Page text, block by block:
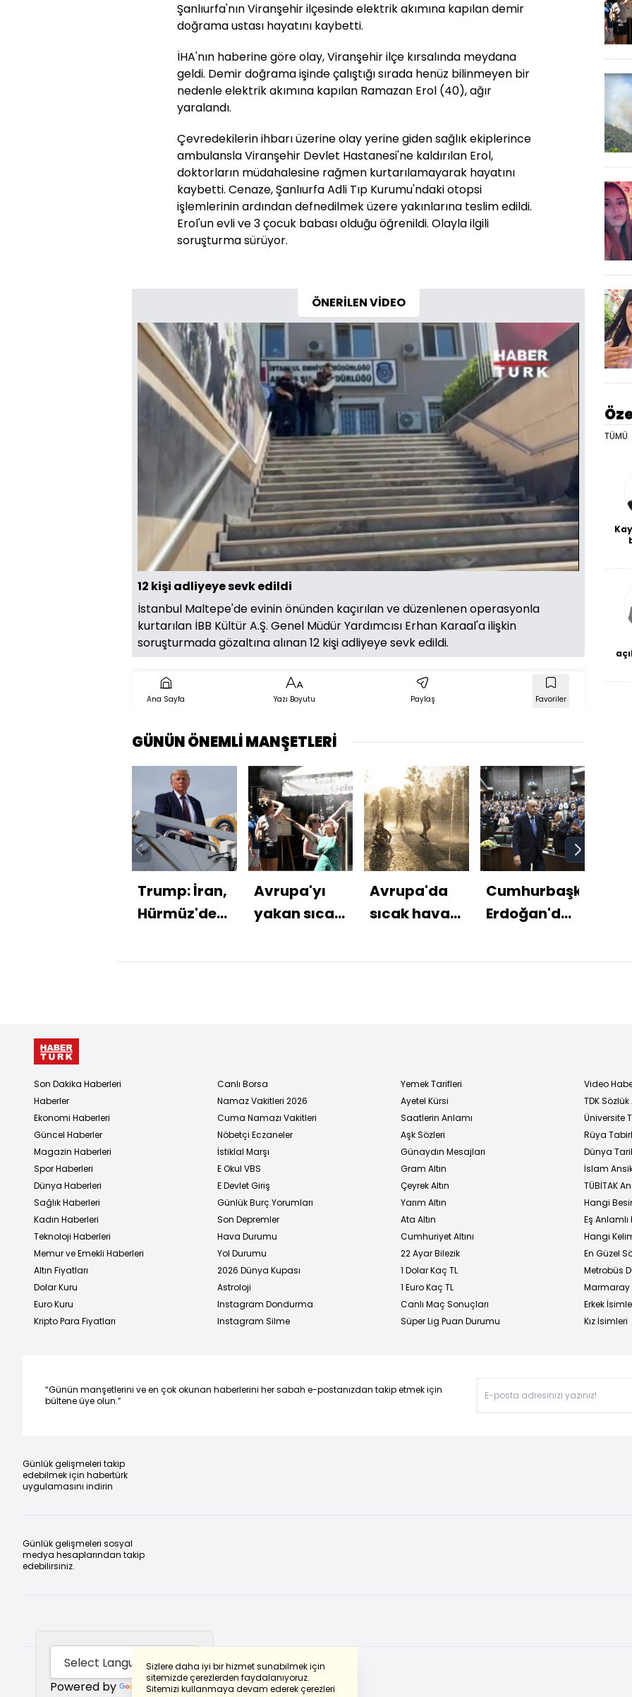
Şanlıurfa'nın Viranşehir ilçesinde elektrik akımına kapılan demir
doğrama ustası hayatını kaybetti.
İHA'nın haberine göre olay, Viranşehir ilçe kırsalında meydana
geldi. Demir doğrama işinde çalıştığı sırada henüz bilinmeyen bir
nedenle elektrik akımına kapılan Ramazan Erol (40), ağır
yaralandı.
Çevredekilerin ihbarı üzerine olay yerine giden sağlık ekiplerince
ambulansla Viranşehir Devlet Hastanesi'ne kaldırılan Erol,
doktorların müdahalesine rağmen kurtarılamayarak hayatını
kaybetti. Cenaze, Şanlıurfa Adli Tıp Kurumu'ndaki otopsi
işlemlerinin ardından defnedilmek üzere yakınlarına teslim edildi.
Erol'un evli ve 3 çocuk babası olduğu öğrenildi. Olayla ilgili
soruşturma sürüyor.
ÖNERİLEN VİDEO
Aç
Yüklendi:
100.00%
Oynatma
Hızı
12 kişi adliyeye sevk edildi
İstanbul Maltepe'de evinin önünden kaçırılan ve düzenlenen operasyonla
kurtarılan İBB Kültür A.Ş. Genel Müdür Yardımcısı Erhan Karaal'a ilişkin
soruşturmada gözaltına alınan 12 kişi adliyeye sevk edildi.
Ana Sayfa Yazı Boyutu Paylaş Favoriler
GÜNÜN ÖNEMLİ MANŞETLERİ
Trump: İran,
Hürmüz'den
para alırsa
Avrupa'yı
yakan sıcak
Türkiye'ye
Avrupa'da
sıcak hava
Cumhurbaşkanı
Erdoğan'dan
düzenleme
TÜMÜ
Sizlere daha iyi bir hizmet sunabilmek için
sitemizde çerezlerden faydalanıyoruz.
Sitemizi kullanmaya devam ederek çerezleri
Son Dakika Haberleri
Haberler
Ekonomi Haberleri
Güncel Haberler
Magazin Haberleri
Spor Haberleri
Dünya Haberleri
Sağlık Haberleri
Kadın Haberleri
Teknoloji Haberleri
Memur ve Emekli Haberleri
Altın Fiyatları
Dolar Kuru
Euro Kuru
Kripto Para Fiyatları
Canlı Borsa
Namaz Vakitleri 2026
Cuma Namazı Vakitleri
Nöbetçi Eczaneler
İstiklal Marşı
E Okul VBS
E Devlet Giriş
Günlük Burç Yorumları
Son Depremler
Hava Durumu
Yol Durumu
2026 Dünya Kupası
Astroloji
Instagram Dondurma
Instagram Silme
Yemek Tarifleri
Ayetel Kürsi
Saatlerin Anlamı
Aşk Sözleri
Günaydın Mesajları
Gram Altın
Çeyrek Altın
Yarım Altın
Ata Altın
Cumhuriyet Altını
22 Ayar Bilezik
1 Dolar Kaç TL
1 Euro Kaç TL
Canlı Maç Sonuçları
Süper Lig Puan Durumu
Video
TDK
Üniversite
Rüya
Dünya
İslam
TÜBİTAK
Hangi
Eş
Hangi
En Güzel
Metrobüs
Marmaray
Erkek
Kız İsimleri
“Günün manşetlerini ve en çok okunan haberlerini her sabah e-postanızdan takip etmek için
bültene üye olun.”
Günlük gelişmeleri takip
edebilmek için habertürk
uygulamasını indirin
Günlük gelişmeleri sosyal
medya hesaplarından takip
edebilirsiniz.
Powered by Translate